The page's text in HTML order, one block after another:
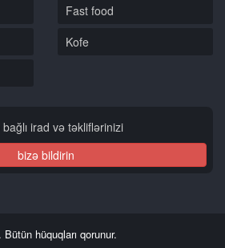
Fast food
Kofe
irad və təkliflərinizi
bizə bildirin
. Bütün hüquqları qorunur.